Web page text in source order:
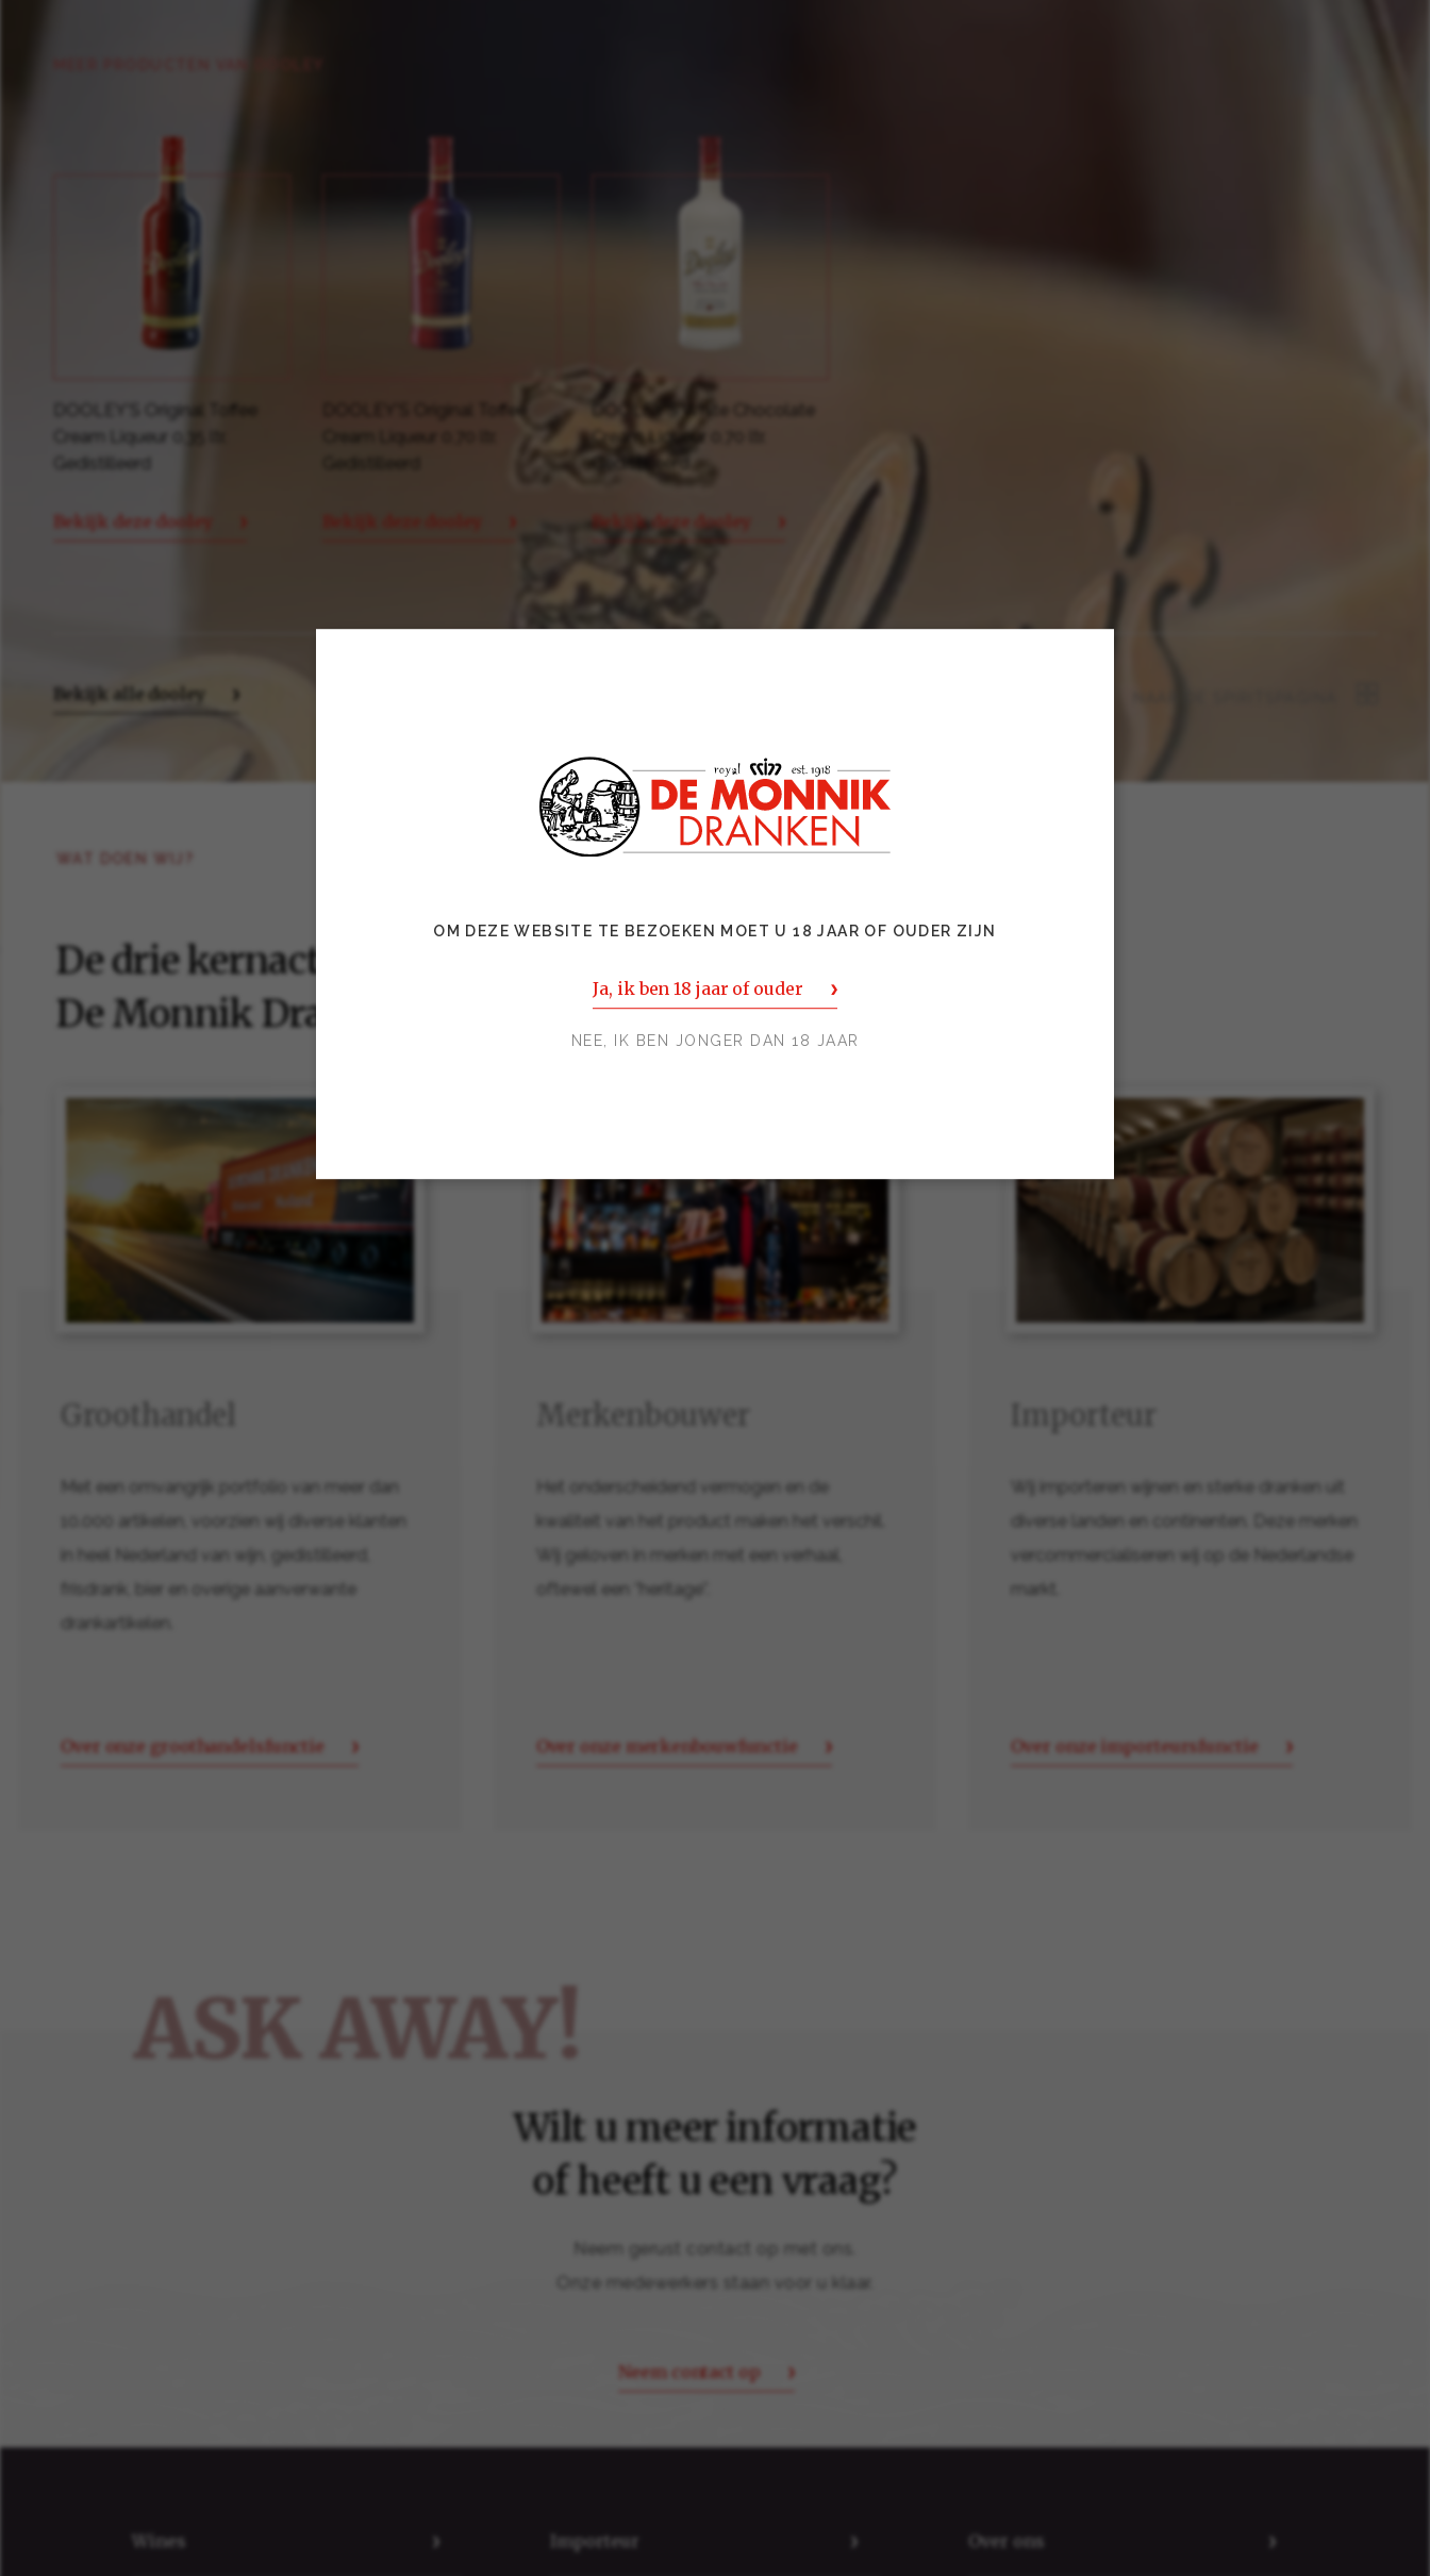
DOOLEY'S Original Toffee
Cream Liqueur 0,35 ltr.
Gedistilleerd
Bekijk deze dooley
DOOLEY'S White Chocolate
Cream Liqueur 0,70 ltr.
Gedistilleerd
Bekijk deze dooley
Bekijk alle dooley
De drie kernactiviteiten van
De Monnik Dranken
Groothandel
Met een omvangrijk portfolio van meer dan
10.000 artikelen, voorzien wij diverse klanten
in heel Nederland van wijn, gedistilleerd,
frisdrank, bier en overige aanverwante
drankartikelen.
Over onze groothandelsfunctie
Merkenbouwer
Het onderscheidend vermogen en de
kwaliteit van het product maken het verschil.
Wij geloven in merken met een verhaal,
oftewel een ‘’heritage’’.
Over onze merkenbouwfunctie
Importeur
Wij importeren wijnen en sterke dranken uit
diverse landen en continenten. Deze merken
vercommercialiseren wij op de Nederlandse
markt.
Over onze importeursfunctie
ASK AWAY!
Wilt u meer informatie
of heeft u een vraag?
Neem gerust contact op met ons.
Onze medewerkers staan voor u klaar.
Neem contact op
Wines Importeur Over ons
OM DEZE WEBSITE TE BEZOEKEN MOET U 18 JAAR OF OUDER ZIJN
Ja, ik ben 18 jaar of ouder
NEE, IK BEN JONGER DAN 18 JAAR